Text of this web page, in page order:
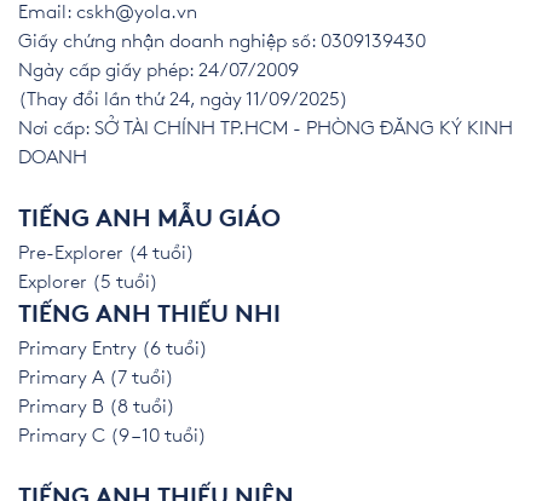
Email: cskh@yola.vn
Giấy chứng nhận doanh nghiệp số: 0309139430
Ngày cấp giấy phép: 24/07/2009
(Thay đổi lần thứ 24, ngày 11/09/2025)
Nơi cấp: SỞ TÀI CHÍNH TP.HCM - PHÒNG ĐĂNG KÝ KINH
DOANH
TIẾNG ANH MẪU GIÁO
Pre-Explorer (4 tuổi)
Explorer (5 tuổi)
TIẾNG ANH THIẾU NHI
Primary Entry (6 tuổi)
Primary A (7 tuổi)
Primary B (8 tuổi)
Primary C (9 – 10 tuổi)